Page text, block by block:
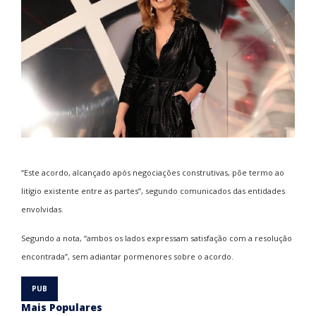
“Este acordo, alcançado após negociações construtivas, põe termo ao
litígio existente entre as partes”, segundo comunicados das entidades
envolvidas.
Segundo a nota, “ambos os lados expressam satisfação com a resolução
encontrada”, sem adiantar pormenores sobre o acordo.
Mais Populares